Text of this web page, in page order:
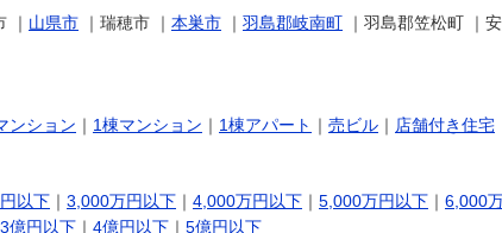
｜ 山県市 ｜瑞穂市 ｜ 本巣市 ｜ 羽島郡岐南町 ｜羽島郡笠松町 ｜
ンション ｜ 1棟マンション ｜ 1棟アパート ｜ 売ビル ｜ 店舗付き住宅
以下 ｜ 3,000万円以下 ｜ 4,000万円以下 ｜ 5,000万円以下 ｜ 6,000
3億円以下 ｜ 4億円以下 ｜ 5億円以下